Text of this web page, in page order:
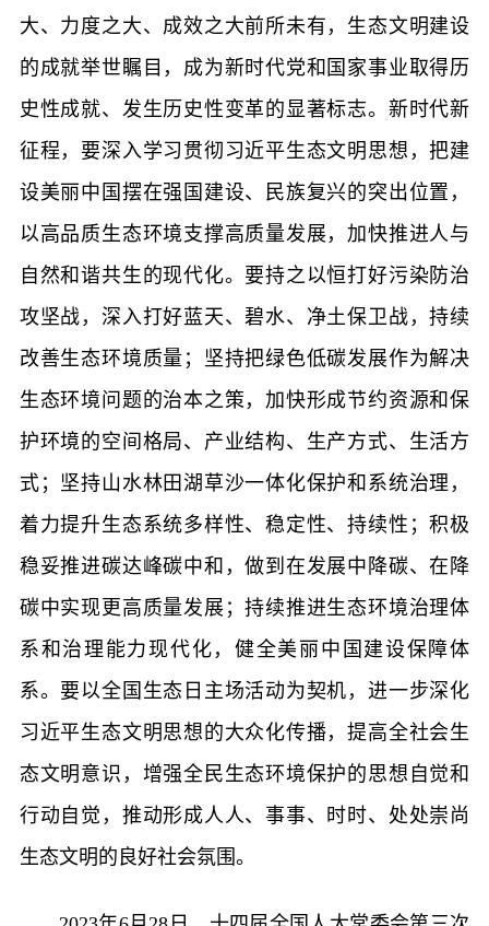
大、力度之大、成效之大前所未有，生态文明建设
的成就举世瞩目，成为新时代党和国家事业取得历
史性成就、发生历史性变革的显著标志。新时代新
征程，要深入学习贯彻习近平生态文明思想，把建
设美丽中国摆在强国建设、民族复兴的突出位置，
以高品质生态环境支撑高质量发展，加快推进人与
自然和谐共生的现代化。要持之以恒打好污染防治
攻坚战，深入打好蓝天、碧水、净土保卫战，持续
改善生态环境质量；坚持把绿色低碳发展作为解决
生态环境问题的治本之策，加快形成节约资源和保
护环境的空间格局、产业结构、生产方式、生活方
式；坚持山水林田湖草沙一体化保护和系统治理，
着力提升生态系统多样性、稳定性、持续性；积极
稳妥推进碳达峰碳中和，做到在发展中降碳、在降
碳中实现更高质量发展；持续推进生态环境治理体
系和治理能力现代化，健全美丽中国建设保障体
系。要以全国生态日主场活动为契机，进一步深化
习近平生态文明思想的大众化传播，提高全社会生
态文明意识，增强全民生态环境保护的思想自觉和
行动自觉，推动形成人人、事事、时时、处处崇尚
生态文明的良好社会氛围。